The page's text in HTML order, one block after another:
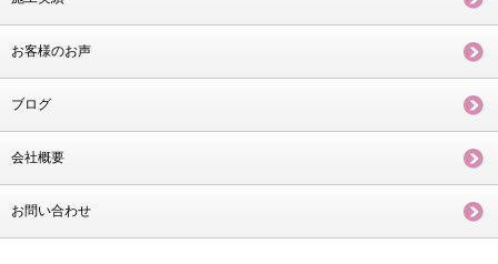
お客様のお声
ブログ
会社概要
お問い合わせ